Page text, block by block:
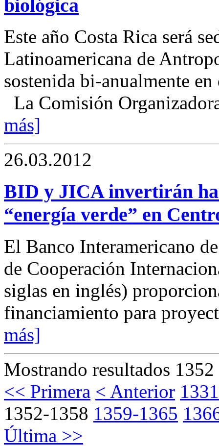
biológica
Este año Costa Rica será
Latinoamericana de
sostenida bi-anualmente
La Comisión
más]
26.03.2012
BID y JICA invertirán
“energía verde” en
El Banco Interamericano
de Cooperación
siglas en inglés)
financiamiento para
más]
Mostrando resultados
<< Primera < Anterior
1352-1358 1359-1365
Última >>